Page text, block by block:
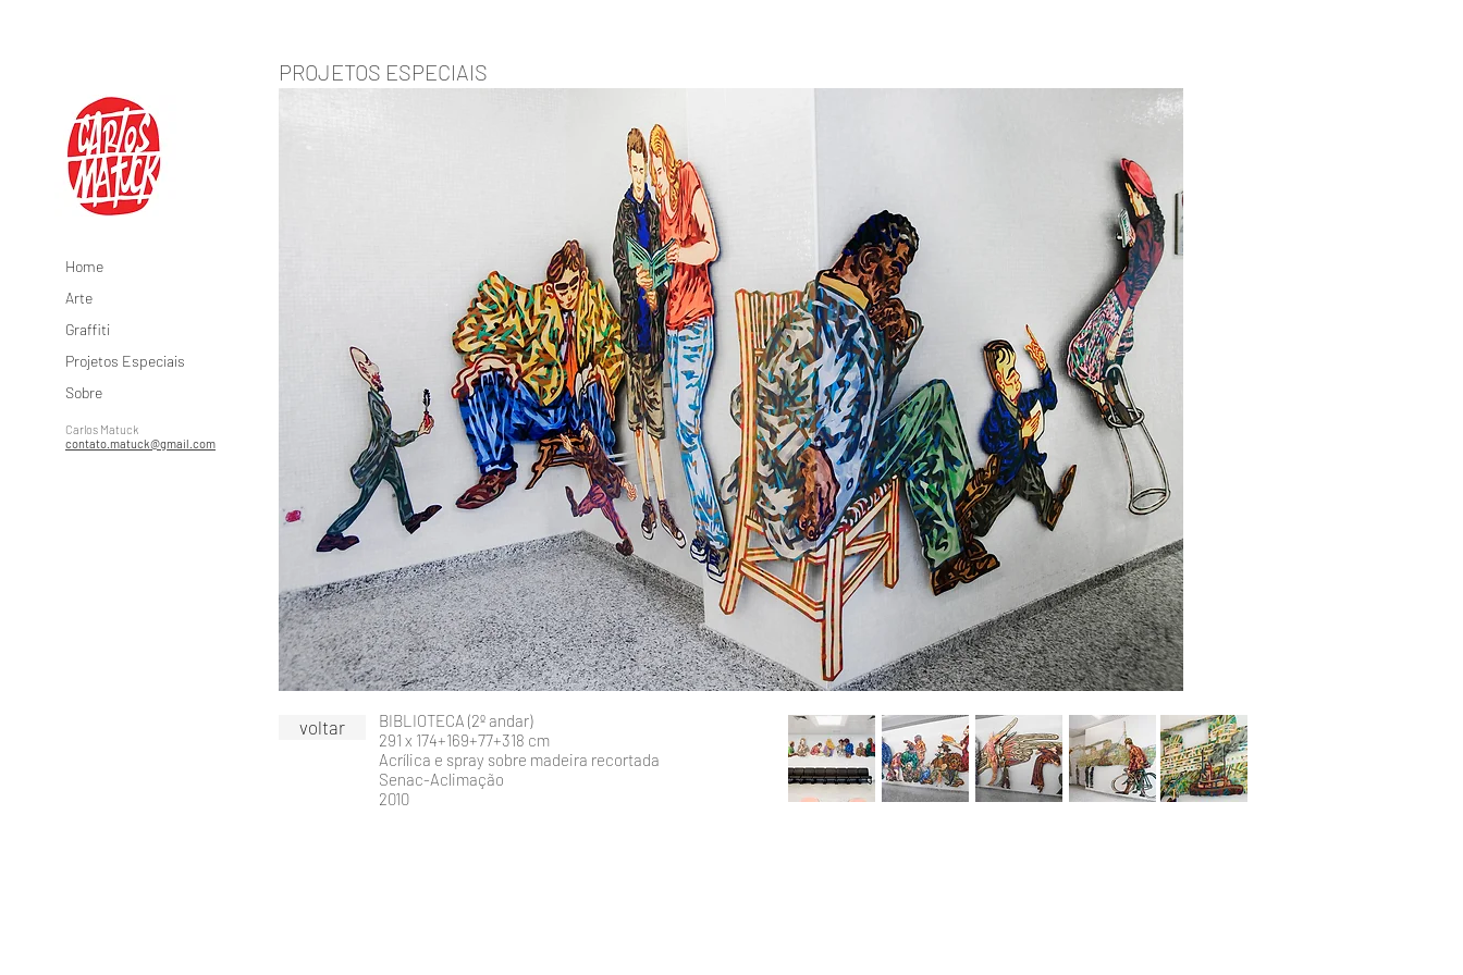
PROJETOS ESPECIAIS
Home
Arte
Graffiti
Projetos Especiais
Sobre
Carlos Matuck
contato.matuck@gmail.com
voltar
BIBLIOTECA (2º andar)
291 x 174+169+77+318 cm
Acrílica e spray sobre madeira recortada
Senac-Aclimação
2010